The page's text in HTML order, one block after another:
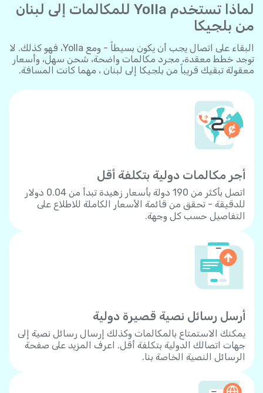
لماذا تستخدم Yolla للمكالمات إلى لبنان
من بلجيكا
البقاء على اتصال يجب أن يكون بسيطاً - ومع Yolla، فهو كذلك. لا
توجد خطط معقدة، مجرد مكالمات واضحة، شحن سهل، وأسعار
معقولة تبقيك قريباً من بلجيكا إلى لبنان ، مهما كانت المسافة.
أجر مكالمات دولية بتكلفة أقل
اتصل بأكثر من 190 دولة بأسعار زهيدة تبدأ من 0.04 دولار
للدقيقة - تحقق من قائمة الأسعار الكاملة للاطلاع على
التفاصيل حسب كل وجهة.
أرسل رسائل نصية قصيرة دولية
يمكنك الاستمتاع بالمكالمات وكذلك إرسال رسائل نصية إلى
جهات اتصالك الدولية بتكلفة أقل. اعرف المزيد على صفحة
الرسائل النصية الخاصة بنا.